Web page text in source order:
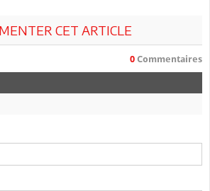
CET ARTICLE
0 Commentaires